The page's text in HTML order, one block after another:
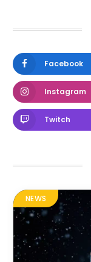
Facebook
Instagram
Twitch
NEWS